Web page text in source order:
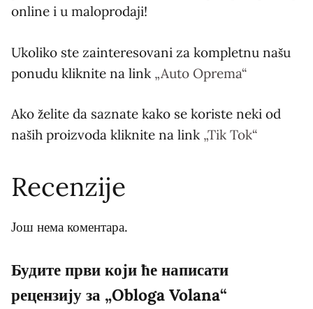
online i u maloprodaji!
Ukoliko ste zainteresovani za kompletnu našu
ponudu kliknite na link „Auto Oprema“
Ako želite da saznate kako se koriste neki od
naših proizvoda kliknite na link „Tik Tok“
Recenzije
Још нема коментара.
Будите први који ће написати
рецензију за „Obloga Volana“